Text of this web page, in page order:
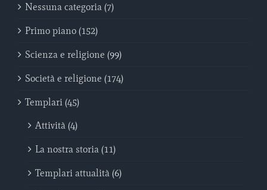
Nessuna categoria (7)
Primo piano (152)
Scienza e religione (99)
Società e religione (174)
Templari (45)
Attività (4)
La nostra storia (11)
Templari attualità (6)